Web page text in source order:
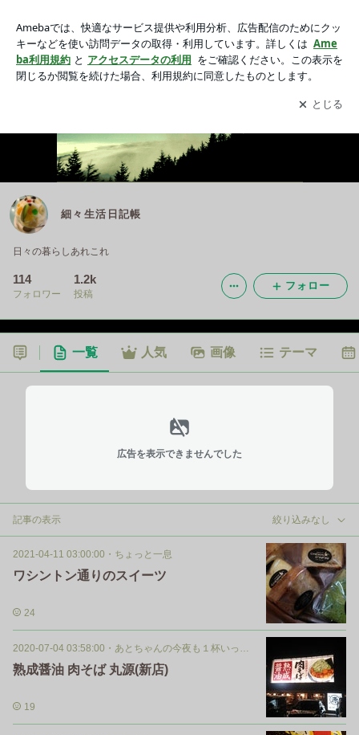
アプリをダウンロードして ブログの更新通知
を受け取りまし
ょう。
開く
細々生活日記帳
日々の暮らしあれこれ
114
フォロワー
1.2k
投稿
フォロー
一覧 人気 画像 テーマ
広告を表示できませんでした
記事の表示 絞り込みなし
2021-04-11 03:00:00 ・ ちょっと一息
ワシントン通りのスイーツ
24
2020-07-04 03:58:00 ・ あとちゃんの今夜も１杯いっぱい
熟成醤油 肉そば 丸源(新店)
19